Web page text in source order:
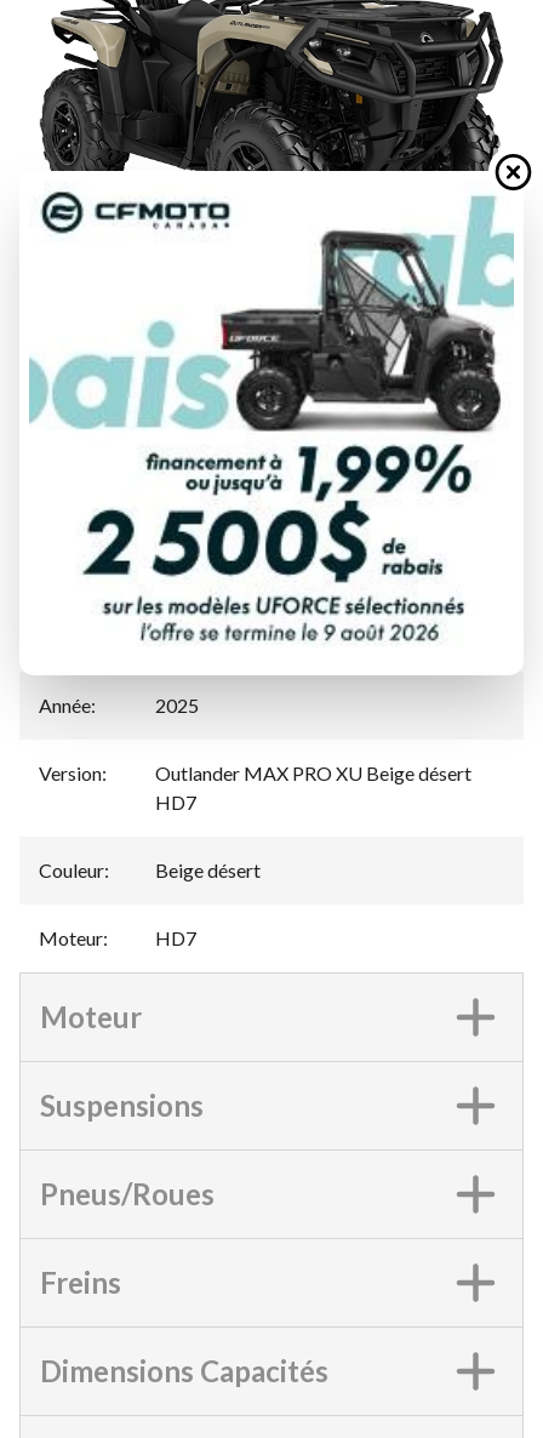
DEMANDE DE FINANCEMENT
ÉVALUATION DE VOTRE ÉCHANGE
Spécifications
Manufacturier:
Can-Am
Outlander MAX PRO
Année: 2025
Version:
Outlander MAX PRO XU Beige désert
HD7
Couleur: Beige désert
Moteur: HD7
Moteur
Suspensions
Pneus/Roues
Freins
Dimensions Capacités